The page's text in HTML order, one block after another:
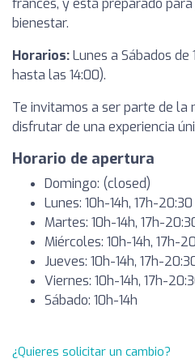
francés, y está preparado
bienestar.
Horarios:Lunes a Sábados de
hasta las 14:00).
Te invitamos a ser parte de la
disfrutar de una experiencia
Horario de apertura
Domingo: (closed)
Lunes: 10h-14h, 17h-20:30
Martes: 10h-14h, 17h-
Miércoles: 10h-14h, 17h-
Jueves: 10h-14h, 17h-
Viernes: 10h-14h, 17h-
Sábado: 10h-14h
¿Quieres solicitar un cambio?